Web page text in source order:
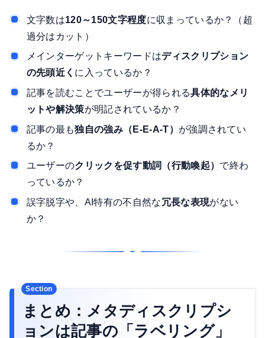
文字数は120～150文字程度に収まっているか？（超
過分はカット）
メインターゲットキーワードはディスクリプション
の先頭近く に入っているか？
記事を読むことでユーザーが得られる具体的なメリ
ットや解決策が明記されているか？
記事の最も独自の強み（E-E-A-T） が強調されてい
るか？
ユーザーのクリックを促す動詞（行動喚起） で終わ
っているか？
誤字脱字や、AI特有の不自然な冗長な表現がない
か？
まとめ：メタディスクリプシ
ョンは記事の「ラベリング」